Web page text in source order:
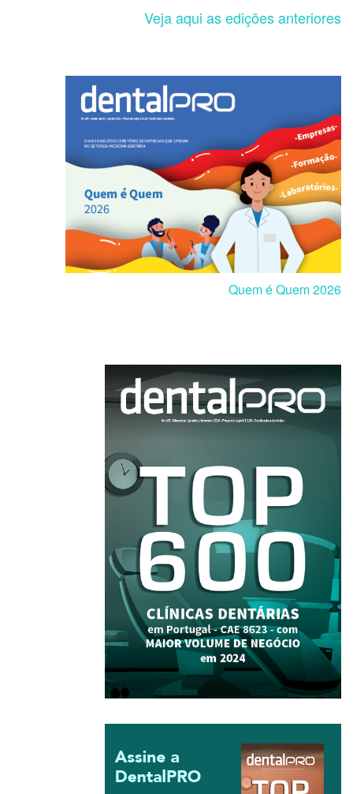
Veja aqui as edições anteriores
Quem é Quem 2026